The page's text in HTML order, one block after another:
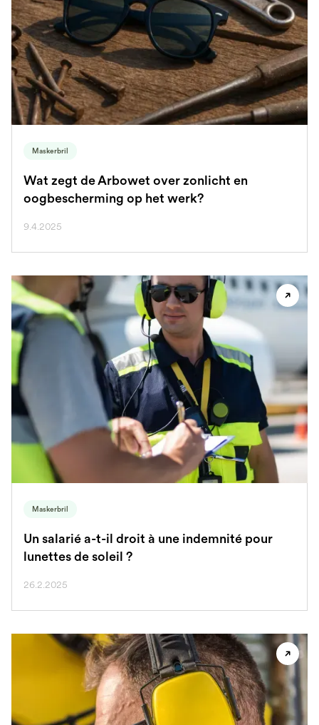
Maskerbril
Wat zegt de Arbowet over zonlicht en
oogbescherming op het werk?
9.4.2025
Maskerbril
Un salarié a-t-il droit à une indemnité pour
lunettes de soleil ?
26.2.2025